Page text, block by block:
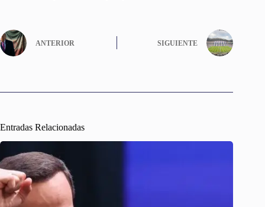
ANTERIOR SIGUIENTE
Entradas Relacionadas